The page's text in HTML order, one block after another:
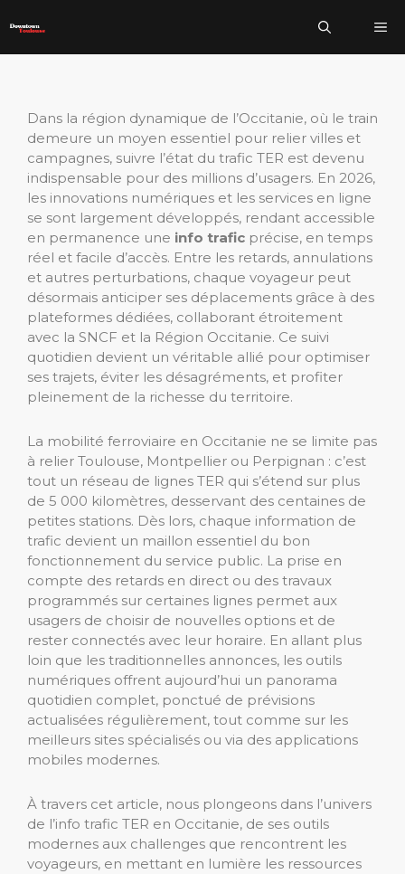
au
Dans la région dynamique de l’Occitanie, où le train
demeure un moyen essentiel pour relier villes et
campagnes, suivre l’état du trafic TER est devenu
indispensable pour des millions d’usagers. En 2026,
les innovations numériques et les services en ligne
se sont largement développés, rendant accessible
en permanence une info trafic précise, en temps
réel et facile d’accès. Entre les retards, annulations
et autres perturbations, chaque voyageur peut
désormais anticiper ses déplacements grâce à des
plateformes dédiées, collaborant étroitement
avec la SNCF et la Région Occitanie. Ce suivi
quotidien devient un véritable allié pour optimiser
ses trajets, éviter les désagréments, et profiter
pleinement de la richesse du territoire.
La mobilité ferroviaire en Occitanie ne se limite pas
à relier Toulouse, Montpellier ou Perpignan : c’est
tout un réseau de lignes TER qui s’étend sur plus
de 5 000 kilomètres, desservant des centaines de
petites stations. Dès lors, chaque information de
trafic devient un maillon essentiel du bon
fonctionnement du service public. La prise en
compte des retards en direct ou des travaux
programmés sur certaines lignes permet aux
usagers de choisir de nouvelles options et de
rester connectés avec leur horaire. En allant plus
loin que les traditionnelles annonces, les outils
numériques offrent aujourd’hui un panorama
quotidien complet, ponctué de prévisions
actualisées régulièrement, tout comme sur les
meilleurs sites spécialisés ou via des applications
mobiles modernes.
À travers cet article, nous plongeons dans l’univers
de l’info trafic TER en Occitanie, de ses outils
modernes aux challenges que rencontrent les
voyageurs, en mettant en lumière les ressources